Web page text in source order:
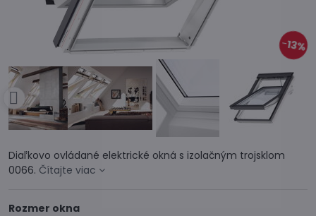
13%
Diaľkovo ovládané elektrické okná s izolačným trojsklom
0066. Čítajte viac
Rozmer okna